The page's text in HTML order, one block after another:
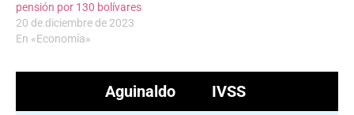
pensión por 130 bolívares
20 de diciembre de 2023
En «Economía»
Aguinaldo IVSS